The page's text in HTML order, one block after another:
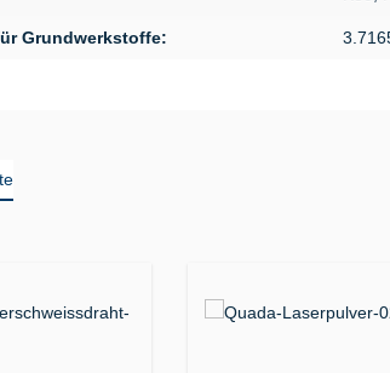
Grundwerkstoffe: